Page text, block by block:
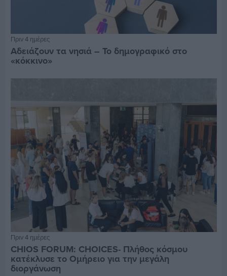
Πριν 4 ημέρες
Αδειάζουν τα νησιά – Το δημογραφικό στο
«κόκκινο»
Πριν 4 ημέρες
CHIOS FORUM: CHOICES- Πλήθος κόσμου
κατέκλυσε το Ομήρειο για την μεγάλη
διοργάνωση